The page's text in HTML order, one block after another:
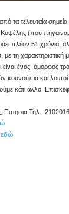
από τα τελευταία
Κυψέλης (που
πλέον 51 χρόνια,
τη χαρακτηριστική
είναι ένας όμορφος
κουνούπια και λοιποί
κάτι άλλο.
Πατήσια Τηλ.:
εδώ